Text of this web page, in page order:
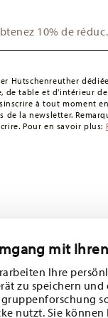
mit
Ihre
zu speichern
nutzt. Sie
sont gratuites à
à 36,90 CHF.
5-7 jours ouvrables
paysici.
utiliser notre
Hutschenreuther
de table et d’intérieur
à tout moment
de la newsletter.
Pour en savoir plus:
une
nouveautés,